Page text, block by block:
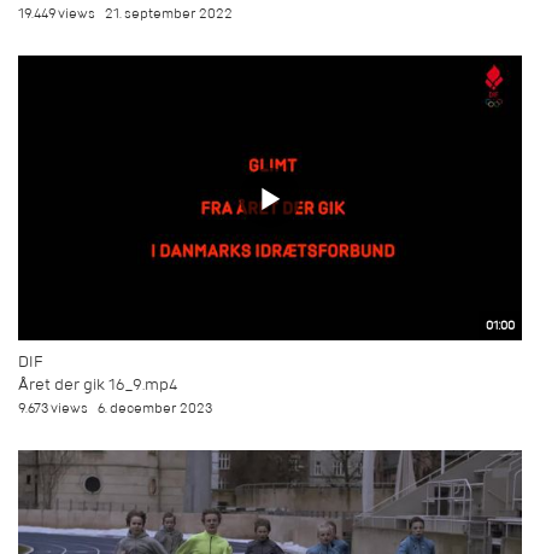
19.449 views 21. september 2022
01:00
DIF
Året der gik 16_9.mp4
9.673 views 6. december 2023